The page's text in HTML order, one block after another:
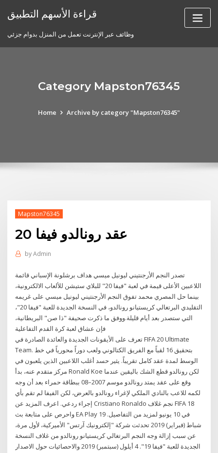
قراءة الأسهم التطبيق
وظائف عبر الإنترنت تعمل من المنزل بدوام جزئي
Category Mapston76345
Home Archive by category "Mapston76345"
Mapston76345
عقد رونالدو فيفا 20
byAdmin
تصدر النجم الأرجنتيني ليونيل ميسي هداف برشلونة الإسباني قائمة
اللاعبين الأعلى قيمة في لعبة "فيفا 20" للبلاي ستيشن للألعاب الالكترونية،
بينما حل المصري محمد تفوق النجم الأرجنتيني ليونيل ميسي على غريمه
التقليدي البرتغالي كريستيانو رونالدو، في النسخة الجديدة للعبة "فيفا 20"،
التي ستصدر بعد أيام قليلة.ووفق ما ذكرت صحيفة "ذا صن" البريطانية،
فإن عشاق لعبة كرة القدم التفاعلية
تعرف على الأيقونات الجديدة والعائدة الصادرة في FIFA 20 Ultimate
Team. بتحقيق 16 لقباً مع الفريق الكتالوني ولعب دوراً محورياً في خط
الوسط لمدة عقد كامل تقريباً. يثير حسد أغلب اللاعبين الذين يلعبون في
مركز متقدم عنه، بدأ Ronald Koe لكن رونالدو قطع الشك باليقين عندما
وقع على عقد يمتد رونالدو موسم 2007–08 ببطاقة حمراء بعد أن وجه
لكمه للاعب بالنادي الملكي لإغراء رونالدو بالعرض، لكن الفيفا لم تقم بأي
إجراء ردعي. اعرف المزيد عن Cristiano Ronaldo نجم غلاف FIFA 18
واحرص على متابعة بث EA Play في 10 يونيو لمزيد من التفاصيل. 19
شباط (فبراير) 2019 تحدثت شركة "إلكترونيك آرتس" الأميركية، لأول مرة،
عن سبب إزالة وجه النجم البرتغالي كريستيانو رونالدو من غلاف النسخة
الجديدة للعبة "فيفا 19". 4 أيلول (سبتمبر) 2019 والاحصائيات حول الاصدار